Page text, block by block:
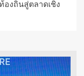
องถิ่นสู่ตลาดเชิง